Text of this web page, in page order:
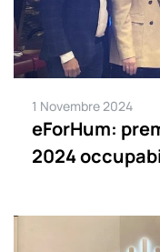
1 Novembre 2024
eForHum:
2024